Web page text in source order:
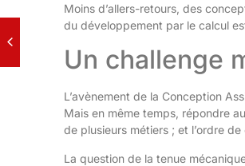
Moins d’allers-retours, des
du développement par le calcul
Un challenge
L’avènement de la Conception
Mais en même temps, répondre
de plusieurs métiers ; et l’ordre
La question de la tenue